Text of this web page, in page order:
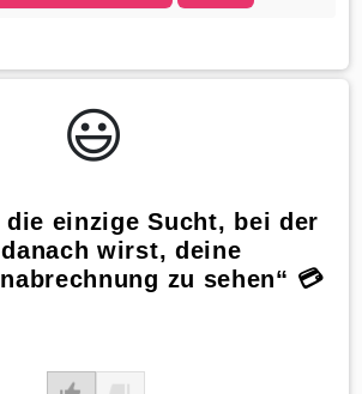
😃️
die einzige Sucht, bei der
wirst, deine
zu sehen“ 💳